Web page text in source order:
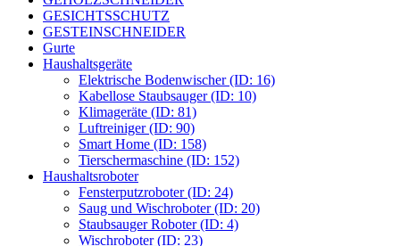
GESICHTSSCHUTZ
GESTEINSCHNEIDER
Gurte
Haushaltsgeräte
Elektrische Bodenwischer (ID: 16)
Kabellose Staubsauger (ID: 10)
Klimageräte (ID: 81)
Luftreiniger (ID: 90)
Smart Home (ID: 158)
Tierschermaschine (ID: 152)
Haushaltsroboter
Fensterputzroboter (ID: 24)
Saug und Wischroboter (ID: 20)
Staubsauger Roboter (ID: 4)
Wischroboter (ID: 23)